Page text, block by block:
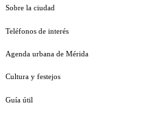
Sobre la ciudad
Teléfonos de interés
Agenda urbana de Mérida
Cultura y festejos
Guía útil